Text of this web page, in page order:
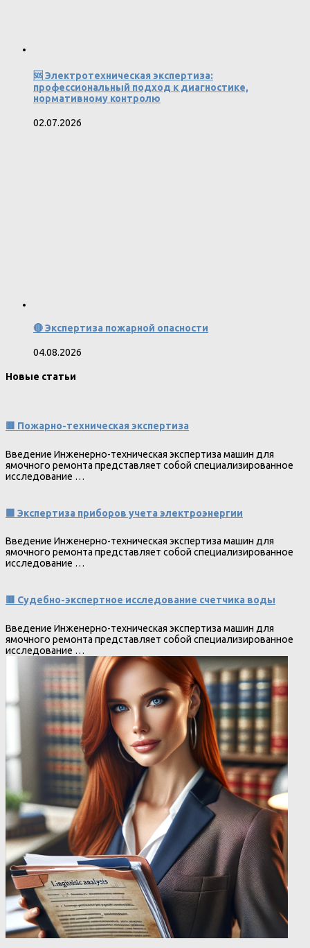
🆘 Электротехническая экспертиза:
профессиональный подход к диагностике,
нормативному контролю
02.07.2026
🔴 Экспертиза пожарной опасности
04.08.2026
Новые статьи
🟥 Пожарно-техническая экспертиза
Введение Инженерно-техническая экспертиза машин для
ямочного ремонта представляет собой специализированное
исследование …
🟩 Экспертиза приборов учета электроэнергии
Введение Инженерно-техническая экспертиза машин для
ямочного ремонта представляет собой специализированное
исследование …
🟥 Судебно-экспертное исследование счетчика воды
Введение Инженерно-техническая экспертиза машин для
ямочного ремонта представляет собой специализированное
исследование …